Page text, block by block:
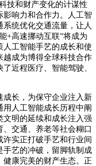
和财产变化的计谋性
响力和合作力。人工智
统优化交通流量，让人
+高速挪动互联”将成为
人工智能手艺的成长和使
越成为博得全球科技合作
近程医疗、智能驾驶、
长，为保守企业注入新
人工智能成长历程中阐
明的延续和成长注入强
交通、养老等社会糊口
实正打破手艺和行业间
手艺的冲破，留脚轨制成
康完美的财产生态。正